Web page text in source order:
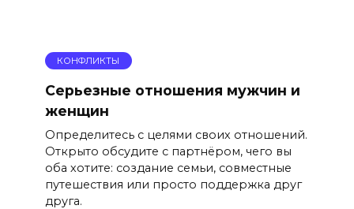
КОНФЛИКТЫ
Серьезные отношения мужчин и
женщин
Определитесь с целями своих отношений.
Открыто обсудите с партнёром, чего вы
оба хотите: создание семьи, совместные
путешествия или просто поддержка друг
друга.